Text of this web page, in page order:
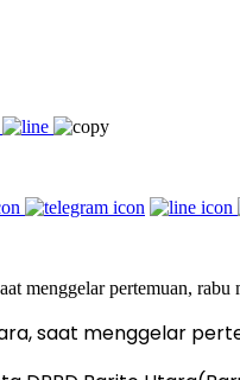
saat menggelar